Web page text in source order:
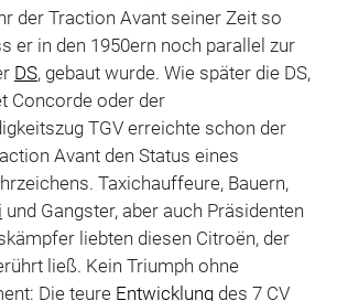
der Traction Avant seiner Zeit so
er in den 1950ern noch parallel zur
DS, gebaut wurde. Wie später die DS,
Concorde oder der
TGV erreichte schon der
Avant den Status eines
Taxichauffeure, Bauern,
und Gangster, aber auch Präsidenten
liebten diesen Citroën, der
ließ. Kein Triumph ohne
Die teure Entwicklungdes 7 CV